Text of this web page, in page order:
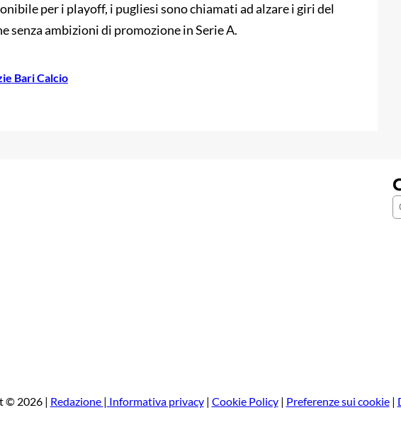
per i playoff, i pugliesi sono chiamati ad alzare i giri del
senza ambizioni di promozione in Serie A.
Bari Calcio
C
© 2026 | Redazione | Informativa privacy| Cookie Policy| Preferenze sui cookie|